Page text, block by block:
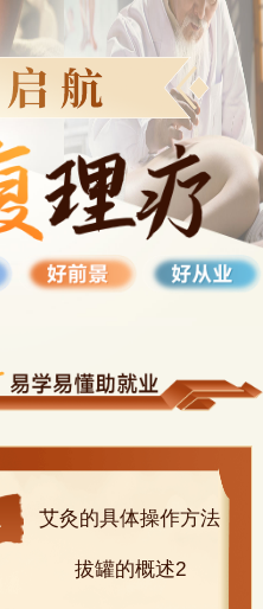
艾灸的具体操作方法
拔罐的概述2